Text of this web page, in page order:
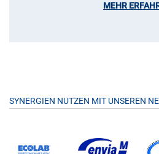
MEHR
SYNERGIEN NUTZEN MIT UNSEREN